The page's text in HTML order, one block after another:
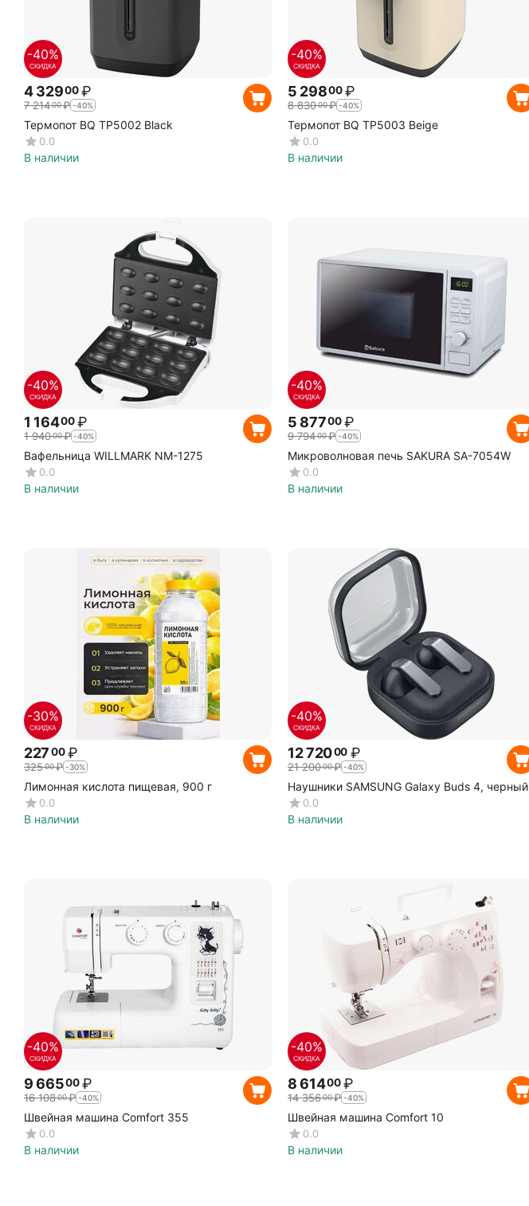
-40%
СКИДКА
4 32900 ₽
7 21400₽ -40%
Термопот BQ TP5002 Black
0.0
В наличии
-40%
СКИДКА
5 29800 ₽
8 83000₽ -40%
Термопот BQ TP5003 Beige
0.0
В наличии
-40%
СКИДКА
1 16400 ₽
1 94000₽ -40%
Вафельница WILLMARK NM-1275
0.0
В наличии
-40%
СКИДКА
5 87700 ₽
9 79400₽ -40%
Микроволновая печь SAKURA SA-7054W
0.0
В наличии
-30%
СКИДКА
22700 ₽
32500₽ -30%
Лимонная кислота пищевая, 900 г
0.0
В наличии
-40%
СКИДКА
12 72000 ₽
21 20000₽ -40%
Наушники SAMSUNG Galaxy Buds 4, черный
0.0
В наличии
-40%
СКИДКА
9 66500 ₽
16 10800₽ -40%
Швейная машина Comfort 355
0.0
В наличии
-40%
СКИДКА
8 61400 ₽
14 35600₽ -40%
Швейная машина Comfort 10
0.0
В наличии